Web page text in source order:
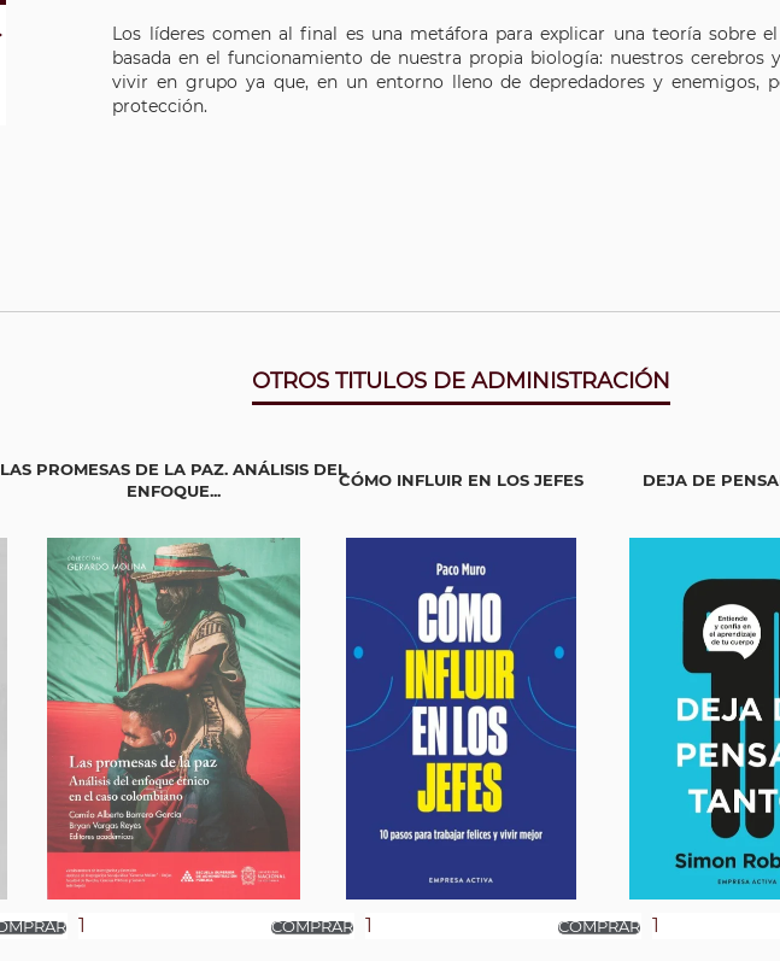
Los líderes comen al final es una metáfora para explicar una teoría sobre
basada en el funcionamiento de nuestra propia biología: nuestros cerebros
vivir en grupo ya que, en un entorno lleno de depredadores y enemigos,
protección.
OTROS TITULOS DE ADMINISTRACIÓN
LAS PROMESAS DE LA PAZ. ANÁLISIS DEL
ENFOQUE...
CÓMO INFLUIR EN LOS JEFES DEJA DE